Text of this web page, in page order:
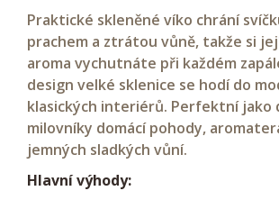
Praktické skleněné víko chrání
prachem a ztrátou vůně, takže si
aroma vychutnáte při každém
design velké sklenice se hodí do
klasických interiérů. Perfektní jako
milovníky domácí pohody,
jemných sladkých vůní.
Hlavní výhody: